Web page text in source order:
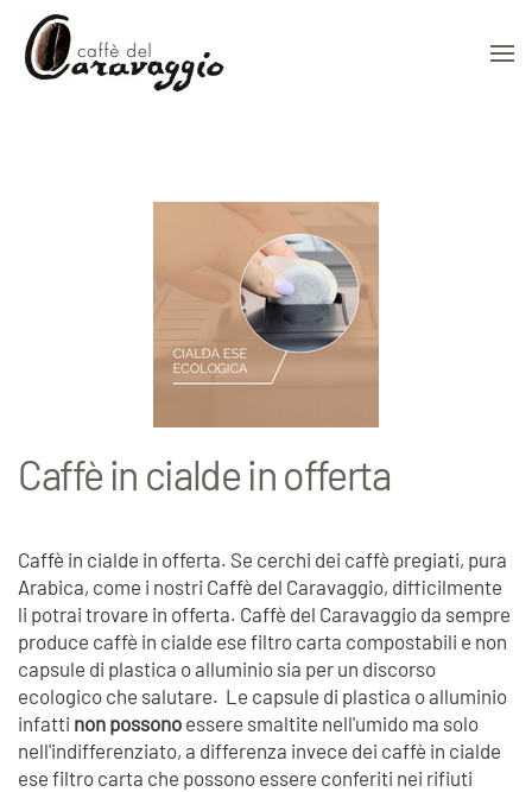
Skip to main content
Caffè in cialde in offerta
Caffè in cialde in offerta. Se cerchi dei caffè pregiati, pura
Arabica, come i nostri Caffè del Caravaggio, difficilmente
li potrai trovare in offerta. Caffè del Caravaggio da sempre
produce caffè in cialde ese filtro carta compostabili e non
capsule di plastica o alluminio sia per un discorso
ecologico che salutare. Le capsule di plastica o alluminio
infatti non possono essere smaltite nell'umido ma solo
nell'indifferenziato, a differenza invece dei caffè in cialde
ese filtro carta che possono essere conferiti nei rifiuti